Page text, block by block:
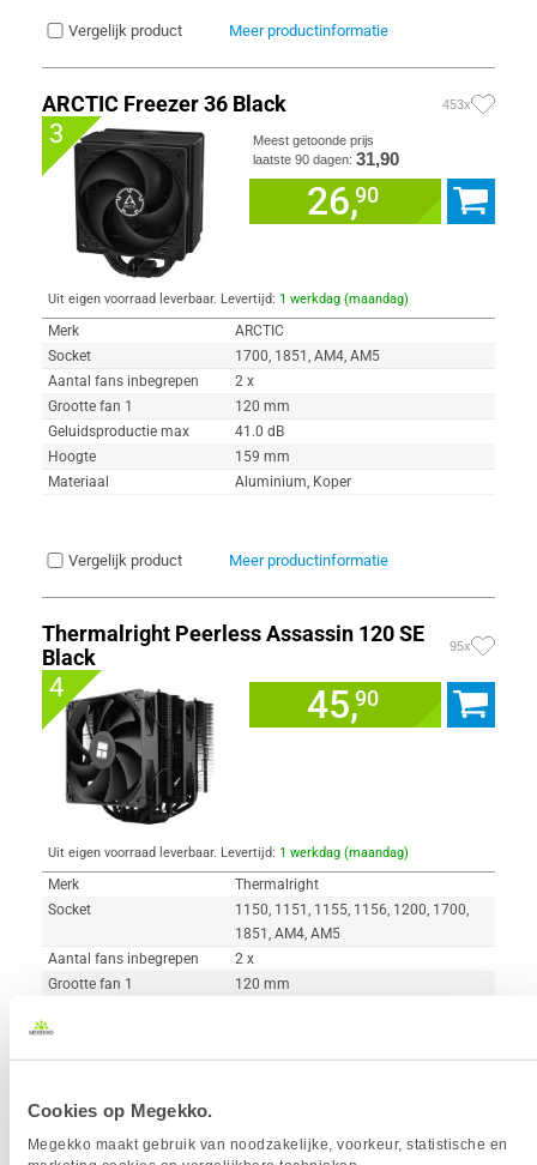
Cookies op Megekko.
Megekko maakt gebruik van noodzakelijke, voorkeur, statistische en
Vergelijk product Meer productinformatie
ARCTIC Freezer 36 Black 453x
3
Meest getoonde prijs
laatste 90 dagen: 31,90
26,90
Uit eigen voorraad leverbaar. Levertijd: 1 werkdag (maandag)
Merk
ARCTIC
Socket
1700, 1851, AM4, AM5
Aantal fans inbegrepen
2 x
Grootte fan 1
120 mm
Geluidsproductie max
41.0 dB
Hoogte
159 mm
Materiaal
Aluminium, Koper
Vergelijk product Meer productinformatie
Thermalright Peerless Assassin 120 SE
Black
95x
4 45,90
Uit eigen voorraad leverbaar. Levertijd: 1 werkdag (maandag)
Merk
Thermalright
Socket
1150, 1151, 1155, 1156, 1200, 1700,
1851, AM4, AM5
Aantal fans inbegrepen
2 x
Grootte fan 1
120 mm
Hoogte
Materiaal
Aluminium, Koper
Vergelijk product Meer productinformatie